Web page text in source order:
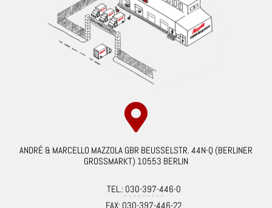
ANDRÉ & MARCELLO MAZZOLA GBR BEUSSELSTR. 44N-Q (BERLINER
GROSSMARKT) 10553 BERLIN
TEL.: 030-397-446-0
FAX: 030-397-446-22